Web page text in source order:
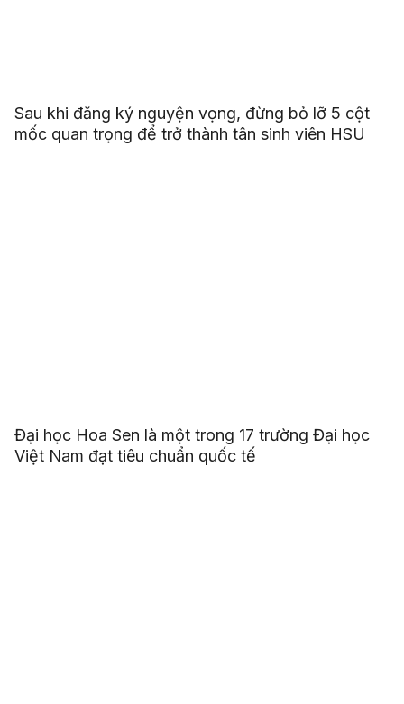
Sau khi đăng ký nguyện vọng, đừng bỏ lỡ 5 cột
mốc quan trọng để trở thành tân sinh viên HSU
Đại học Hoa Sen là một trong 17 trường Đại học
Việt Nam đạt tiêu chuẩn quốc tế